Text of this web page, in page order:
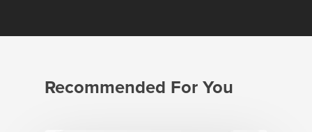
Recommended For You